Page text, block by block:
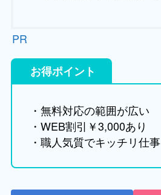
PR
お得ポイント
・無料対応の範囲が広い
・WEB割引￥3,000あり
・職人気質でキッチリ仕事